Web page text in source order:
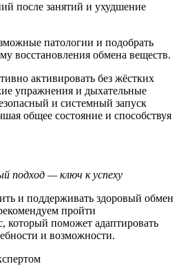
после занятий и ухудшение
патологии и подобрать
восстановления обмена веществ.
активировать без жёстких
упражнения и дыхательные
и системный запуск
общее состояние и способствуя
подход — ключ к успеху
и поддерживать здоровый обмен
пройти
который поможет адаптировать
и возможности.